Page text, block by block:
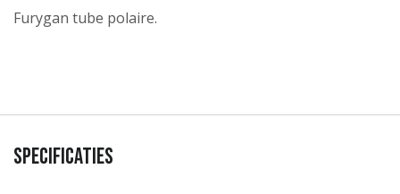
Furygan tube polaire.
Specificaties